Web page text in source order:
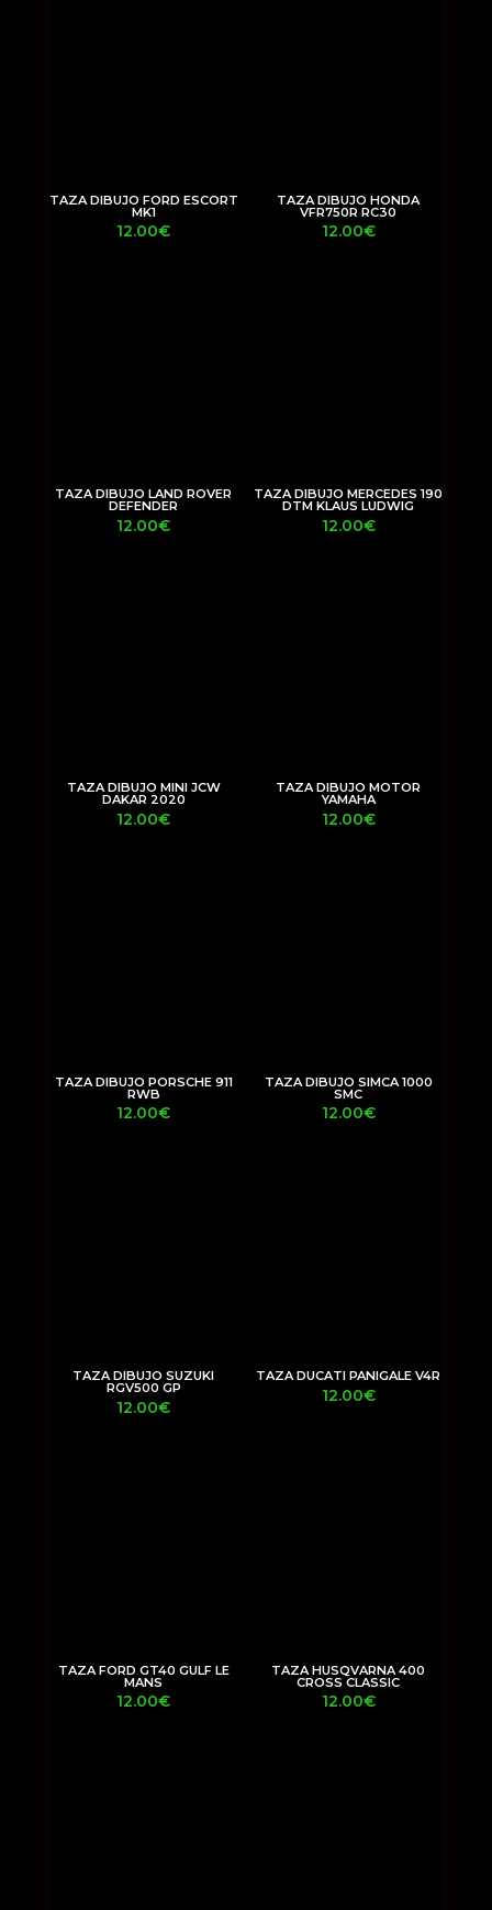
TAZA DIBUJO FORD ESCORT
MK1
12.00€
TAZA DIBUJO HONDA
VFR750R RC30
12.00€
TAZA DIBUJO LAND ROVER
DEFENDER
12.00€
TAZA DIBUJO MERCEDES 190
DTM KLAUS LUDWIG
12.00€
TAZA DIBUJO MINI JCW
DAKAR 2020
12.00€
TAZA DIBUJO MOTOR
YAMAHA
12.00€
TAZA DIBUJO PORSCHE 911
RWB
12.00€
TAZA DIBUJO SIMCA 1000
SMC
12.00€
TAZA DIBUJO SUZUKI
RGV500 GP
12.00€
TAZA DUCATI PANIGALE V4R
12.00€
TAZA FORD GT40 GULF LE
MANS
12.00€
TAZA HUSQVARNA 400
CROSS CLASSIC
12.00€